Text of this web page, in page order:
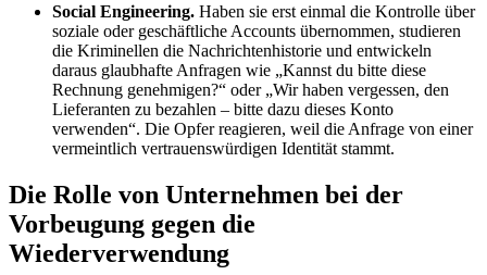
Social Engineering. Haben sie erst einmal die Kontrolle über
soziale oder geschäftliche Accounts übernommen, studieren
die Kriminellen die Nachrichtenhistorie und entwickeln
daraus glaubhafte Anfragen wie „Kannst du bitte diese
Rechnung genehmigen?“ oder „Wir haben vergessen, den
Lieferanten zu bezahlen – bitte dazu dieses Konto
verwenden“. Die Opfer reagieren, weil die Anfrage von einer
vermeintlich vertrauenswürdigen Identität stammt.
Die Rolle von Unternehmen bei der
Vorbeugung gegen die
Wiederverwendung